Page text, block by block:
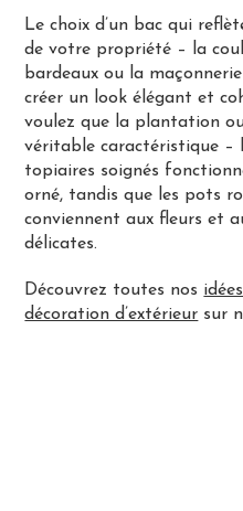
Le choix d’un bac qui
de votre propriété – la
bardeaux ou la
créer un look élégant et
voulez que la plantation
véritable caractéristique –
topiaires soignés
orné, tandis que les pots
conviennent aux fleurs et
délicates.
Découvrez toutes nos
décoration d’extérieur sur